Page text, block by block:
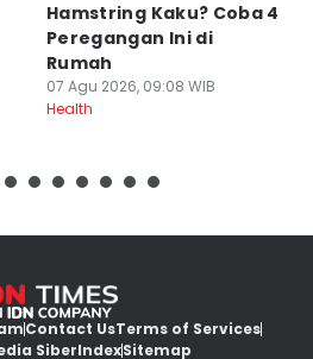
Hamstring Kaku? Coba 4
Peregangan Ini di
Rumah
07 Agu 2026, 09:08 WIB
Health
Contact UsTerms of Services
SiberIndexSitemap